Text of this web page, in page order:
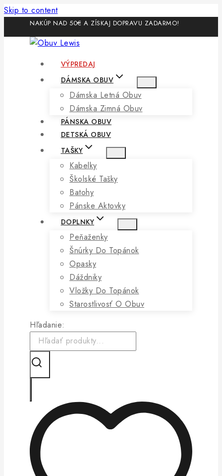
Skip to content
NAKÚP NAD 50€ A ZÍSKAJ DOPRAVU ZADARMO!
VÝPREDAJ
DÁMSKA OBUV
Dámska Letná Obuv
Dámska Zimná Obuv
PÁNSKA OBUV
DETSKÁ OBUV
TAŠKY
Kabelky
Školské Tašky
Batohy
Pánske Aktovky
DOPLNKY
Peňaženky
Šnúrky Do Topánok
Opasky
Dáždniky
Vložky Do Topánok
Starostlivosť O Obuv
Hľadanie: